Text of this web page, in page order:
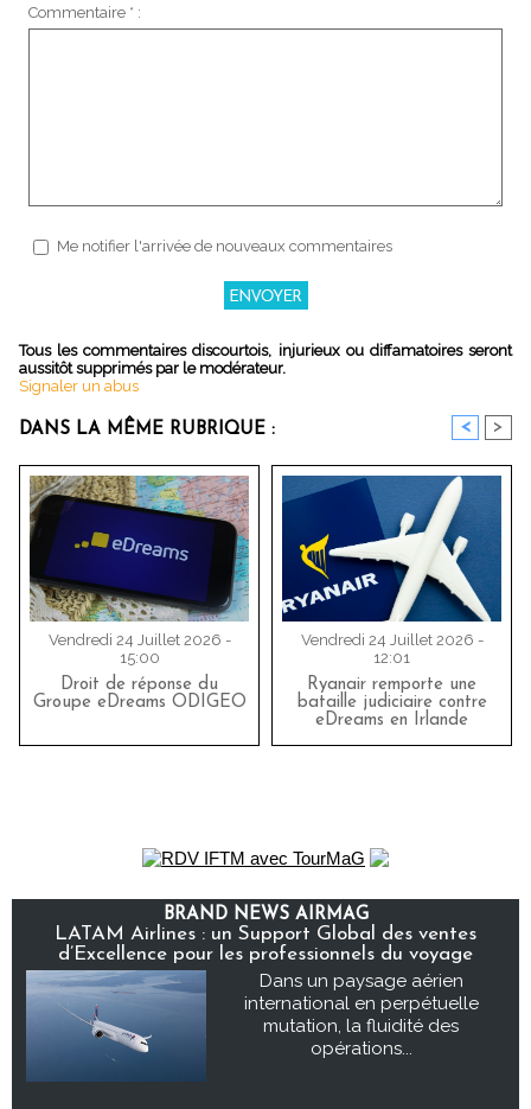
Commentaire * :
Me notifier l'arrivée de nouveaux commentaires
Tous les commentaires discourtois, injurieux ou diffamatoires seront
aussitôt supprimés par le modérateur.
Signaler un abus
DANS LA MÊME RUBRIQUE : < >
Vendredi 24 Juillet 2026 -
15:00
Droit de réponse du
Groupe eDreams ODIGEO
Vendredi 24 Juillet 2026 -
12:01
Ryanair remporte une
bataille judiciaire contre
eDreams en Irlande
BRAND NEWS AIRMAG
LATAM Airlines : un Support Global des ventes
d’Excellence pour les professionnels du voyage
Dans un paysage aérien
international en perpétuelle
mutation, la fluidité des
opérations...